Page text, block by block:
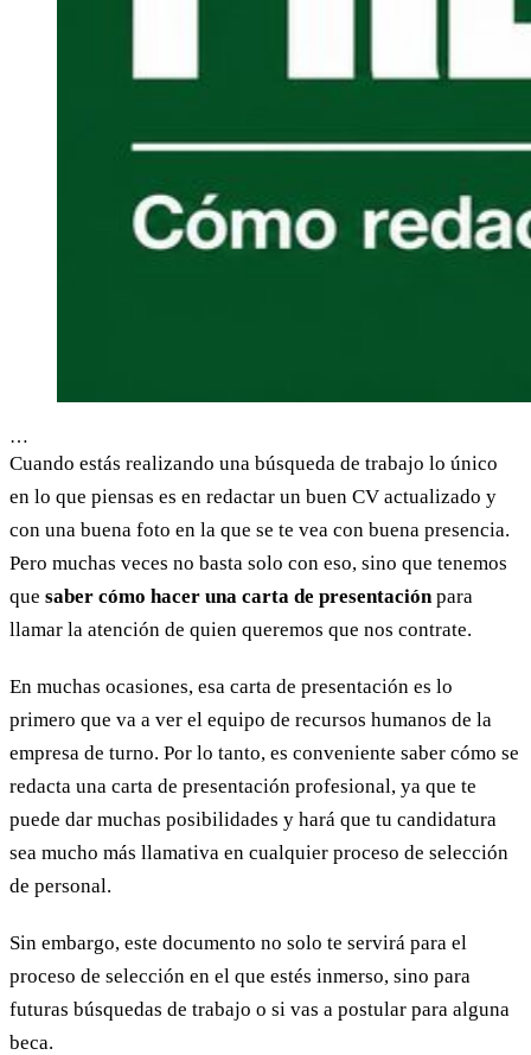
…
Cuando estás realizando una búsqueda de trabajo lo único
en lo que piensas es en redactar un buen CV actualizado y
con una buena foto en la que se te vea con buena presencia.
Pero muchas veces no basta solo con eso, sino que tenemos
que saber cómo hacer una carta de presentaciónpara
llamar la atención de quien queremos que nos contrate.
En muchas ocasiones, esa carta de presentación es lo
primero que va a ver el equipo de recursos humanos de la
empresa de turno. Por lo tanto, es conveniente saber cómo se
redacta una carta de presentación profesional, ya que te
puede dar muchas posibilidades y hará que tu candidatura
sea mucho más llamativa en cualquier proceso de selección
de personal.
Sin embargo, este documento no solo te servirá para el
proceso de selección en el que estés inmerso, sino para
futuras búsquedas de trabajo o si vas a postular para alguna
beca.